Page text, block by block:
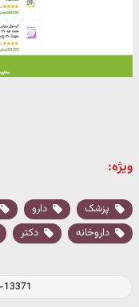
ویژه:
پزشک دارو
داروخانه
دکتر